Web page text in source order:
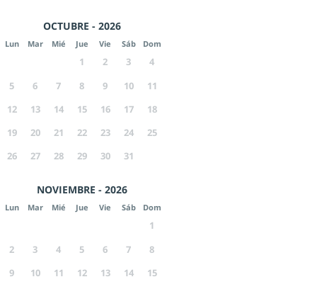
OCTUBRE - 2026
Lun Mar Mié Jue Vie Sáb Dom
1 2 3
4
5
6 7 8 9 10
11
12
13 14 15 16 17
18
19
20 21 22 23 24
25
26
27 28 29 30 31
NOVIEMBRE - 2026
Lun Mar Mié Jue Vie Sáb Dom
1
2
3 4 5 6 7
8
9
10 11 12 13 14
15